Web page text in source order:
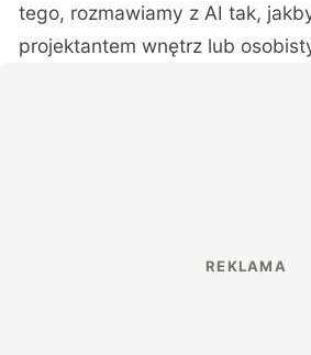
tego, rozmawiamy z AI tak,
projektantem wnętrz lub